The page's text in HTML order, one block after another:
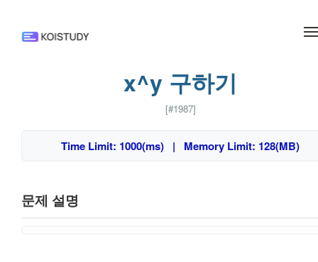
x^y 구하기
[#1987]
Time Limit: 1000(ms) | Memory Limit: 128(MB)
문제 설명